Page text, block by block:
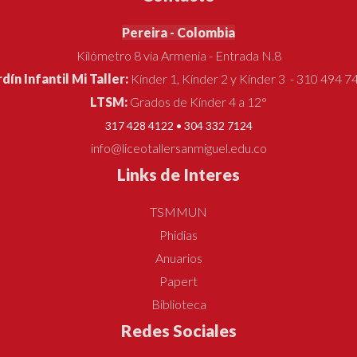
Pereira - Colombia
Kilómetro 8 vía Armenia - Entrada N.8
Infantil Mi Taller: Kínder 1, Kínder 2 y Kínder 3 - 310 494
LTSM: Grados de Kínder 4 a 12°
317 428 4122 • 304 332 7124
info@liceotallersanmiguel.edu.co
Links de Interes
TSMMUN
Phidias
Anuarios
Papert
Biblioteca
Redes Sociales